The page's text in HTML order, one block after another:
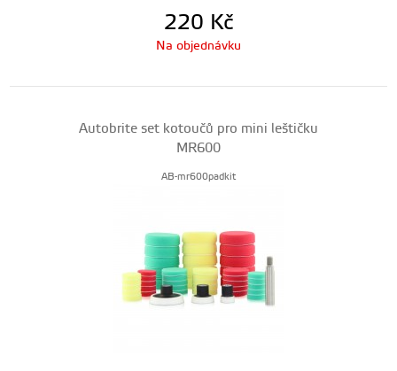
220 Kč
Na objednávku
Autobrite set kotoučů pro mini leštičku
MR600
AB-mr600padkit